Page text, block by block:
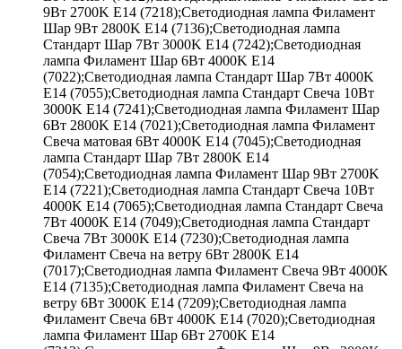
9Вт 2700K E14 (7218);Светодиодная лампа Филамент
Шар 9Вт 2800K E14 (7136);Светодиодная лампа
Стандарт Шар 7Вт 3000K E14 (7242);Светодиодная
лампа Филамент Шар 6Вт 4000K E14
(7022);Светодиодная лампа Стандарт Шар 7Вт 4000K
E14 (7055);Светодиодная лампа Стандарт Свеча 10Вт
3000K E14 (7241);Светодиодная лампа Филамент Шар
6Вт 2800K E14 (7021);Светодиодная лампа Филамент
Свеча матовая 6Вт 4000K E14 (7045);Светодиодная
лампа Стандарт Шар 7Вт 2800K E14
(7054);Светодиодная лампа Филамент Шар 9Вт 2700K
E14 (7221);Светодиодная лампа Стандарт Свеча 10Вт
4000K E14 (7065);Светодиодная лампа Стандарт Свеча
7Вт 4000K E14 (7049);Светодиодная лампа Стандарт
Свеча 7Вт 3000K E14 (7230);Светодиодная лампа
Филамент Свеча на ветру 6Вт 2800K E14
(7017);Светодиодная лампа Филамент Свеча 9Вт 4000K
E14 (7135);Светодиодная лампа Филамент Свеча на
ветру 6Вт 3000K E14 (7209);Светодиодная лампа
Филамент Свеча 6Вт 4000K E14 (7020);Светодиодная
лампа Филамент Шар 6Вт 2700K E14